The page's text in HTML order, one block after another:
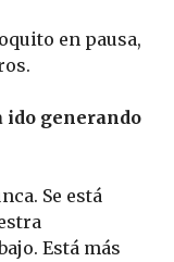
en pausa,
ido generando
Se está
Está más